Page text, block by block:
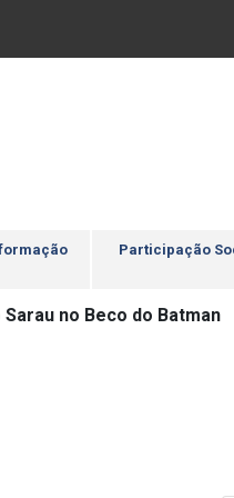
Participação
no Beco do Batman